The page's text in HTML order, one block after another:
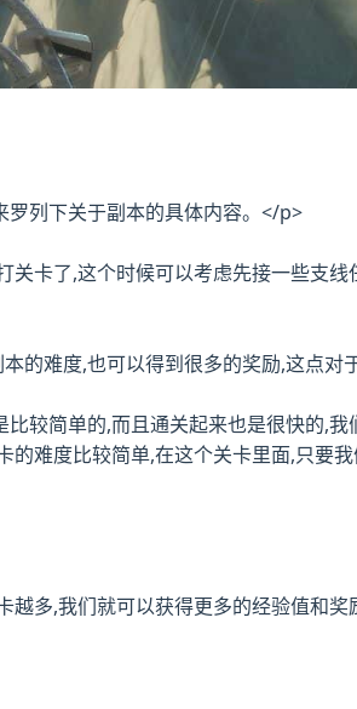
罗列下关于副本的具体内容。</p>
卡了,这个时候可以考虑先接一些支
的难度,也可以得到很多的奖励,这点
较简单的,而且通关起来也是很快的,
难度比较简单,在这个关卡里面,只要
多,我们就可以获得更多的经验值和